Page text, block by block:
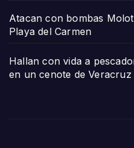
Atacan con bombas
Playa del Carmen
Hallan con vida a
en un cenote de Veracruz